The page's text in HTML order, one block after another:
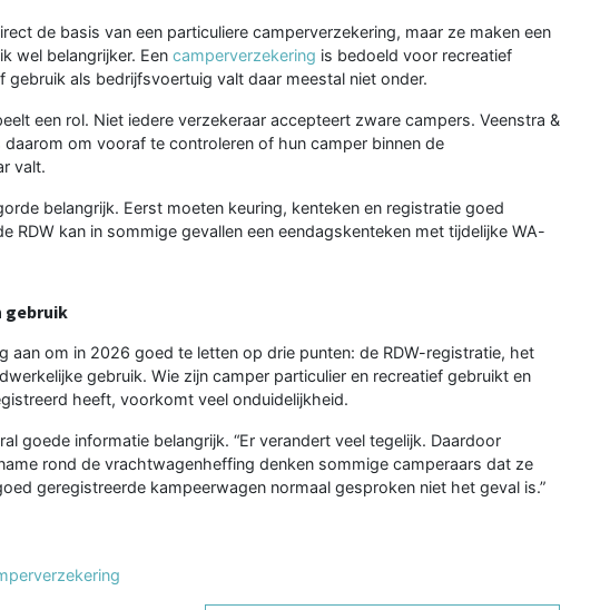
de basis van een particuliere camperverzekering, maar ze maken een
wel belangrijker. Een camperverzekering is bedoeld voor recreatief
gebruik als bedrijfsvoertuig valt daar meestal niet onder.
een rol. Niet iedere verzekeraar accepteert zware campers. Veenstra &
om vooraf te controleren of hun camper binnen de
valt.
belangrijk. Eerst moeten keuring, kenteken en registratie goed
RDW kan in sommige gevallen een eendagskenteken met tijdelijke WA-
gebruik
aan om in 2026 goed te letten op drie punten: de RDW-registratie, het
gebruik. Wie zijn camper particulier en recreatief gebruikt en
heeft, voorkomt veel onduidelijkheid.
goede informatie belangrijk. “Er verandert veel tegelijk. Daardoor
rond de vrachtwagenheffing denken sommige camperaars dat ze
geregistreerde kampeerwagen normaal gesproken niet het geval is.”